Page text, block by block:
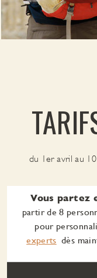
du 1er avril au
Vous partez
partir de 8
pour
experts dès